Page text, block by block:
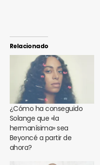
Relacionado
¿Cómo ha conseguido
Solange que «la
hermanísima» sea
Beyoncé a partir de
ahora?